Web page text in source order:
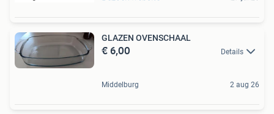
GLAZEN OVENSCHAAL
€ 6,00 Details
Middelburg 2 aug 26